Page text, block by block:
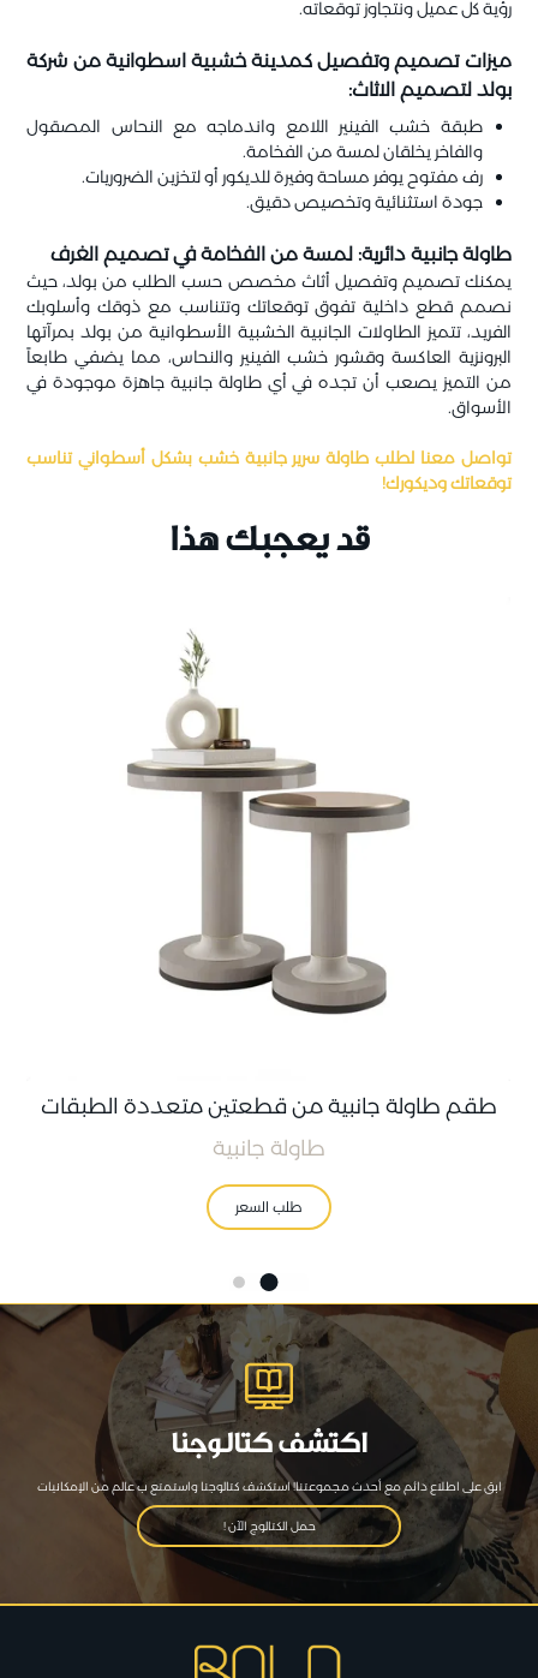
رؤية كل عميل ونتجاوز توقعاته.
ميزات تصميم وتفصيل كمدينة خشبية اسطوانية من شركة
بولد لتصميم الاثاث:
طبقة خشب الفينير اللامع واندماجه مع النحاس المصقول
والفاخر يخلقان لمسة من الفخامة.
رف مفتوح يوفر مساحة وفيرة للديكور أو لتخزين الضروريات.
جودة استثنائية وتخصيص دقيق.
طاولة جانبية دائرية: لمسة من الفخامة في تصميم الغرف
يمكنك تصميم وتفصيل أثاث مخصص حسب الطلب من بولد، حيث
نصمم قطع داخلية تفوق توقعاتك وتتناسب مع ذوقك وأسلوبك
الفريد، تتميز الطاولات الجانبية الخشبية الأسطوانية من بولد بمرآتها
البرونزية العاكسة وقشور خشب الفينير والنحاس، مما يضفي طابعاً
من التميز يصعب أن تجده في أي طاولة جانبية جاهزة موجودة في
الأسواق.
تواصل معنا لطلب طاولة سرير جانبية خشب بشكل أسطواني تناسب
توقعاتك وديكورك!
قد يعجبك هذا
طقم طاولة جانبية من قطعتين متعددة الطبقات
طاولة جانبية
طلب السعر
اكتشف كتالوجنا
ابق على اطلاع دائم مع أحدث مجموعتنا! استكشف كتالوجنا واستمتع ب عالم من الإمكانيات
حمل الكتالوج الآن !